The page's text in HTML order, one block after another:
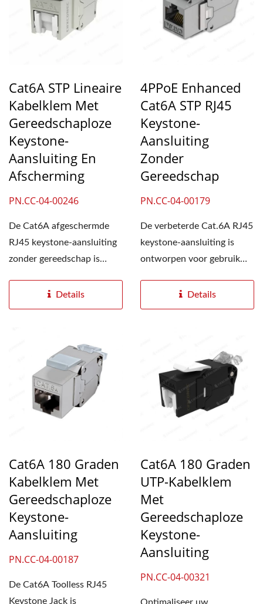
Cat6A STP Lineaire
Kabelklem Met
Gereedschaploze
Keystone-
Aansluiting En
Afscherming
PN.CC-04-00246
De Cat6A afgeschermde
RJ45 keystone-aansluiting
zonder gereedschap is
Details
4PPoE Enhanced
Cat6A STP RJ45
Keystone-
Aansluiting
Zonder
Gereedschap
PN.CC-04-00179
De verbeterde Cat.6A RJ45
keystone-aansluiting is
ontworpen voor gebruik
Details
Cat6A 180 Graden
Kabelklem Met
Gereedschaploze
Keystone-
Aansluiting
PN.CC-04-00187
De Cat6A Toolless RJ45
Keystone Jack is
Cat6A 180 Graden
UTP-Kabelklem
Met
Gereedschaploze
Keystone-
Aansluiting
PN.CC-04-00321